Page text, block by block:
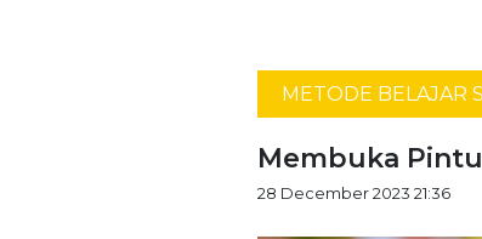
METODE BELAJAR
Membuka
28 December 2023 21:36